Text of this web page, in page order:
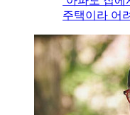
주택이라 어